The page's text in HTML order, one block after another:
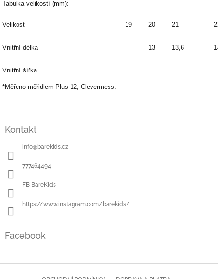
Tabulka velikostí (mm):
Velikost 19 20 21
Vnitřní délka 13 13,6
Vnitřní šířka
*Měřeno měřidlem Plus 12, Clevermess.
Kontakt
info@barekids.cz
777464494
FB BareKids
https://www.instagram.com/barekids/
Facebook